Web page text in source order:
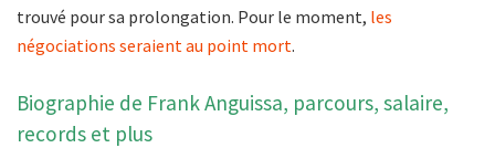
trouvé pour sa prolongation. Pour le moment, les
négociations seraient au point mort.
Biographie de Frank Anguissa, parcours, salaire,
records et plus